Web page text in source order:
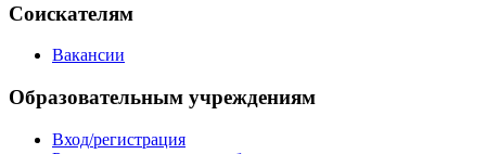
Соискателям
Вакансии
Образовательным учреждениям
Вход/регистрация